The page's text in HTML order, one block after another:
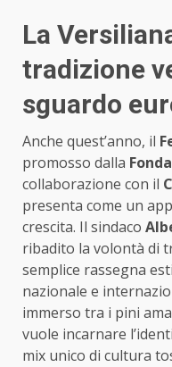
La
tradizione
sguardo
Anche quest’anno, il
promosso dalla
collaborazione con il
presenta come un
crescita. Il sindaco
ribadito la volontà di
semplice rassegna
nazionale e
immerso tra i pini
vuole incarnare
mix unico di cultura